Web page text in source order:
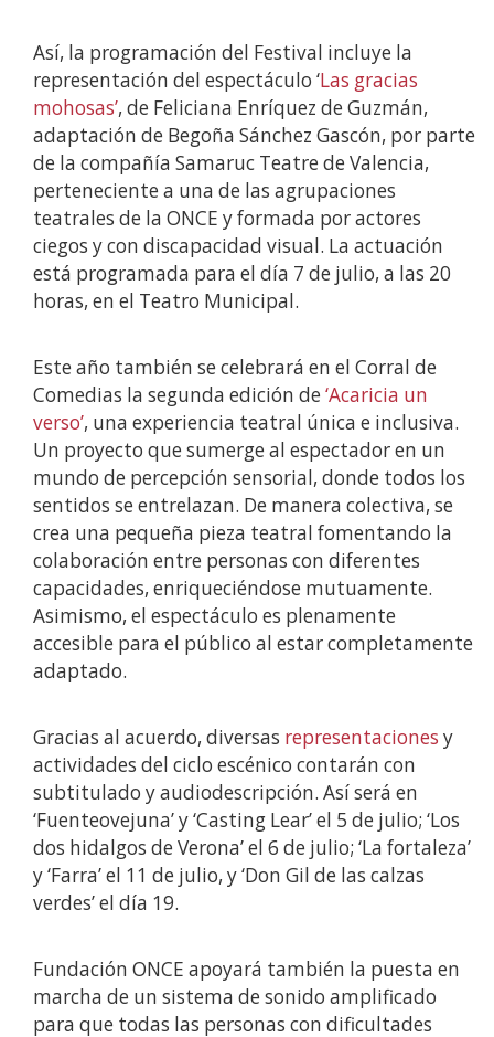
Así, la programación del Festival incluye la
representación del espectáculo ‘Las gracias
mohosas’, de Feliciana Enríquez de Guzmán,
adaptación de Begoña Sánchez Gascón, por parte
de la compañía Samaruc Teatre de Valencia,
perteneciente a una de las agrupaciones
teatrales de la ONCE y formada por actores
ciegos y con discapacidad visual. La actuación
está programada para el día 7 de julio, a las 20
horas, en el Teatro Municipal.
Este año también se celebrará en el Corral de
Comedias la segunda edición de‘Acaricia un
verso’, una experiencia teatral única e inclusiva.
Un proyecto que sumerge al espectador en un
mundo de percepción sensorial, donde todos los
sentidos se entrelazan. De manera colectiva, se
crea una pequeña pieza teatral fomentando la
colaboración entre personas con diferentes
capacidades, enriqueciéndose mutuamente.
Asimismo, el espectáculo es plenamente
accesible para el público al estar completamente
adaptado.
Gracias al acuerdo, diversas representaciones y
actividades del ciclo escénico contarán con
subtitulado y audiodescripción. Así será en
‘Fuenteovejuna’ y ‘Casting Lear’ el 5 de julio; ‘Los
dos hidalgos de Verona’ el 6 de julio; ‘La fortaleza’
y ‘Farra’ el 11 de julio, y ‘Don Gil de las calzas
verdes’ el día 19.
Fundación ONCE apoyará también la puesta en
marcha de un sistema de sonido amplificado
para que todas las personas con dificultades